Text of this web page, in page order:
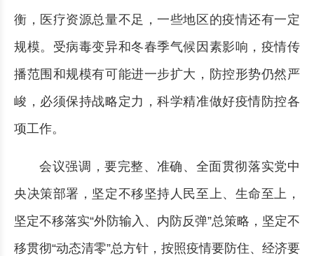
衡，医疗资源总量不足，一些地区的疫情还有一定
规模。受病毒变异和冬春季气候因素影响，疫情传
播范围和规模有可能进一步扩大，防控形势仍然严
峻，必须保持战略定力，科学精准做好疫情防控各
项工作。
会议强调，要完整、准确、全面贯彻落实党中
央决策部署，坚定不移坚持人民至上、生命至上，
坚定不移落实“外防输入、内防反弹”总策略，坚定不
移贯彻“动态清零”总方针，按照疫情要防住、经济要